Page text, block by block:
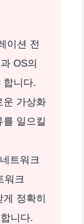
이션 전
OS의
합니다.
운 가상화
를 일으킬
트워크
워크
정확히
니다.